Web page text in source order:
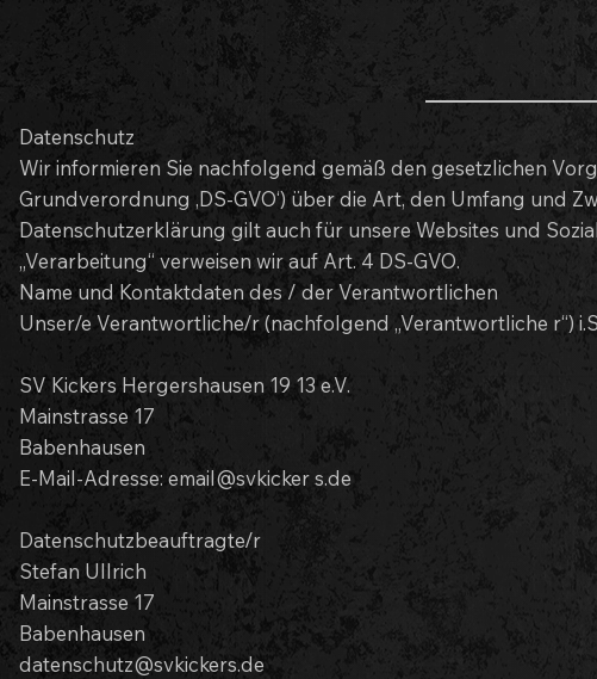
Datenschutz
Wir informieren Sie nachfolgend gemäß den gesetzlichen
Grundverordnung ‚DS-GVO‘) über die Art, den Umfang und
Datenschutzerklärung gilt auch für unsere Websites und
„Verarbeitung“ verweisen wir auf Art. 4 DS-GVO.
Name und Kontaktdaten des / der Verantwortlichen
Unser/e Verantwortliche/r (nachfolgend „Verantwortliche r“)
SV Kickers Hergershausen 19 13 e.V.
Mainstrasse 17
Babenhausen
E-Mail-Adresse: email@svkicker s.de
Datenschutzbeauftragte/r
Stefan Ullrich
Mainstrasse 17
Babenhausen
datenschutz@svkickers.de